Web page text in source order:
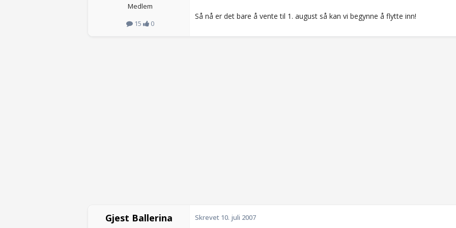
Medlem
15
0
Så nå er det bare å vente til 1. august så kan vi begynne å flytte inn!
Gjest Ballerina Skrevet 10. juli 2007